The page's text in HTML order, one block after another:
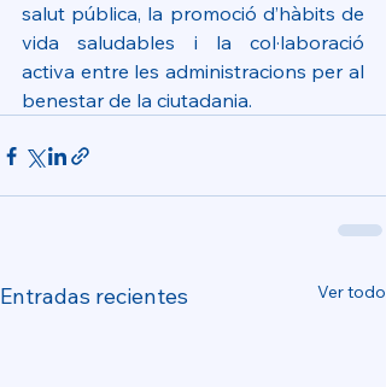
salut pública, la promoció d’hàbits de
vida saludables i la col·laboració
activa entre les administracions per al
benestar de la ciutadania.
Entradas recientes Ver todo